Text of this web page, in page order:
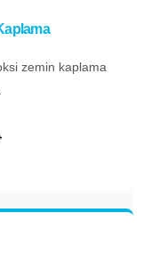
zemin kaplama